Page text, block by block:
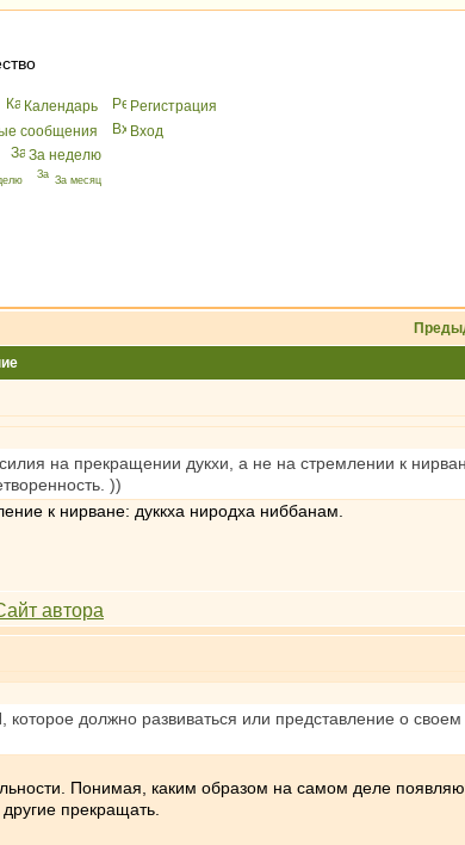
Календарь
Peгиcтрaция
сообщения
Вхoд
За неделю
За месяц
на прекращении дукхи, а не на стремлении к
))
к нирване: дуккха ниродха ниббанам.
должно развиваться или представление о
Понимая, каким образом на самом деле
прекращать.